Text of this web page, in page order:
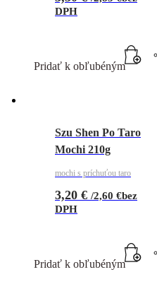
DPH
Pridať k obľubéným
Szu Shen Po Taro
Mochi 210g
mochi s príchuťou taro
3,20 € /2,60 €bez
DPH
Pridať k obľubéným